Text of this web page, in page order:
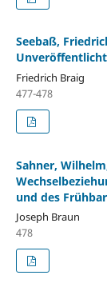
Seebaß,
Friedrich Braig
477-478
Sahner,
und des
Joseph Braun
478